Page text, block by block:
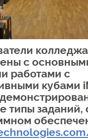
с
работами с
кубами
типы заданий,